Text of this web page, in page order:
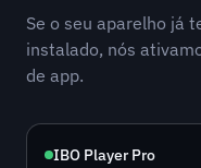
Se o seu aparelho já
instalado, nós
de app.
IBO Player Pro